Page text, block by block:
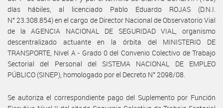
días hábiles, al licenciado Pablo Eduardo ROJAS (D.N.I.
N° 23.308.854) en el cargo de Director Nacional de Observatorio Vial
de la AGENCIA NACIONAL DE SEGURIDAD VIAL, organismo
descentralizado actuante en la órbita del MINISTERIO DE
TRANSPORTE, Nivel A - Grado 0 del Convenio Colectivo de Trabajo
Sectorial del Personal del SISTEMA NACIONAL DE EMPLEO
PÚBLICO (SINEP), homologado por el Decreto N° 2098/08.
Se autoriza el correspondiente pago del Suplemento por Función